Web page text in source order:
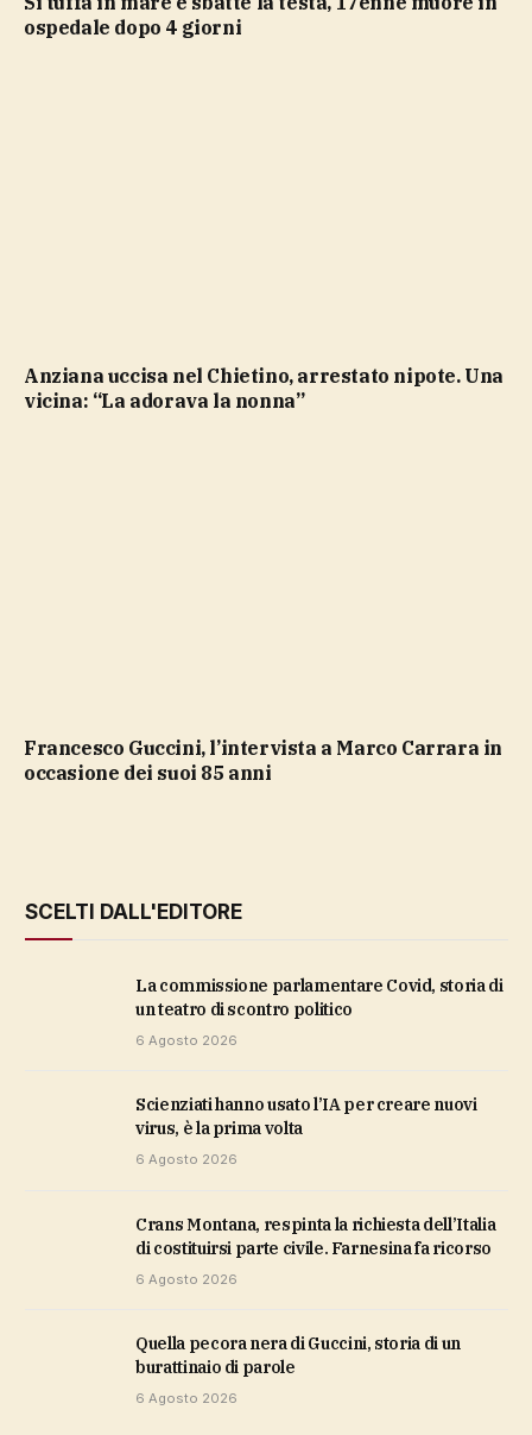
ospedale dopo 4 giorni
Anziana uccisa nel Chietino, arrestato nipote. Una
vicina: “La adorava la nonna”
Francesco Guccini, l’intervista a Marco Carrara in
occasione dei suoi 85 anni
SCELTI DALL'EDITORE
La commissione parlamentare Covid, storia di
un teatro di scontro politico
6 Agosto 2026
Scienziati hanno usato l’IA per creare nuovi
virus, è la prima volta
6 Agosto 2026
Crans Montana, respinta la richiesta dell’Italia
di costituirsi parte civile. Farnesina fa ricorso
6 Agosto 2026
Quella pecora nera di Guccini, storia di un
burattinaio di parole
6 Agosto 2026